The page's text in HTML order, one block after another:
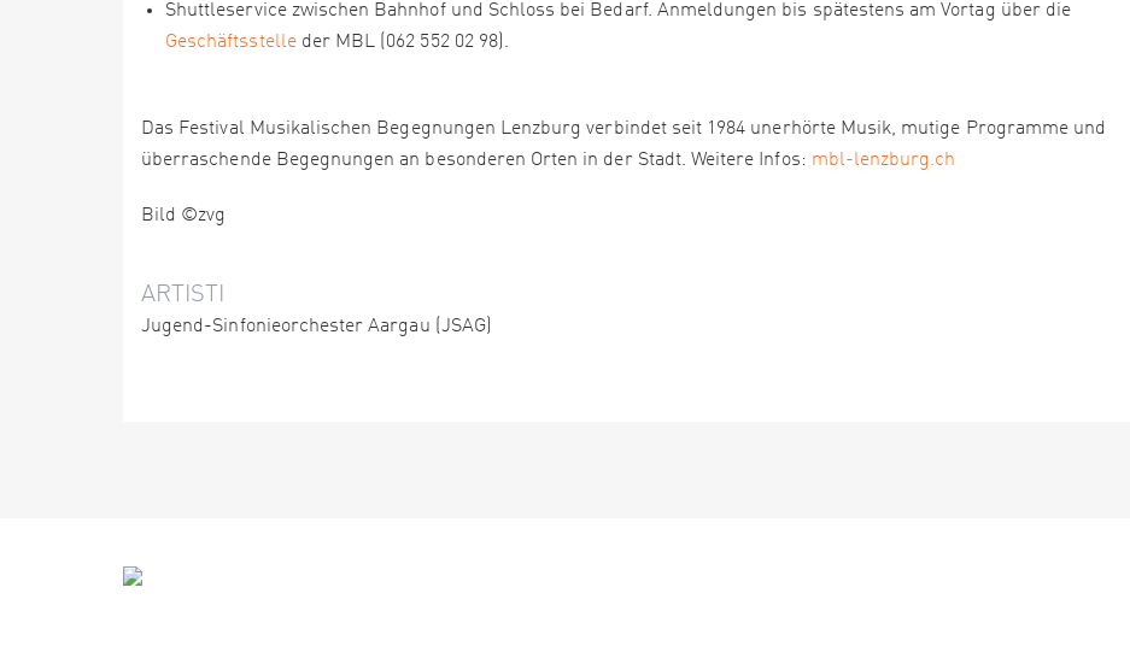
Shuttleservice zwischen Bahnhof und Schloss bei Bedarf. Anmeldungen bis spätestens am Vortag über die
Geschäftsstelleder MBL (062 552 02 98).
Das Festival Musikalischen Begegnungen Lenzburg verbindet seit 1984 unerhörte Musik, mutige Programme und
überraschende Begegnungen an besonderen Orten in der Stadt. Weitere Infos: mbl-lenzburg.ch
Bild ©zvg
ARTISTI
Jugend-Sinfonieorchester Aargau (JSAG)